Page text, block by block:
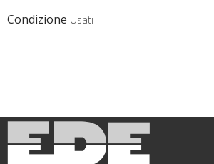
Condizione Usati